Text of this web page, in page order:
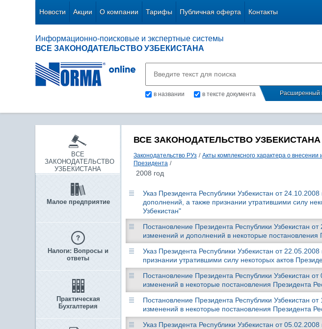
Новости Акции О компании Тарифы Публичная оферта Контакты
Информационно-поисковые и экспертные системы
ВСЕ ЗАКОНОДАТЕЛЬСТВО УЗБЕКИСТАНА
в названии в тексте документа Расширенный
ВСЕ
ЗАКОНОДАТЕЛЬСТВО
УЗБЕКИСТАНА
Малое предприятие
Налоги: Вопросы и
ответы
Практическая
Бухгалтерия
ВСЕ ЗАКОНОДАТЕЛЬСТВО УЗБЕКИСТАНА
Законодательство РУз / Акты комплексного характера о
Президента /
2008 год
Указ Президента Республики Узбекистан от
дополнений, а также признании утратившими силу
Узбекистан"
Постановление Президента Республики Узбекистан
изменений и дополнений в некоторые постановления
Указ Президента Республики Узбекистан от
признании утратившими силу некоторых актов
Постановление Президента Республики Узбекистан
изменений в некоторые постановления Президента
Постановление Президента Республики Узбекистан
изменений в некоторые постановления Президента
Указ Президента Республики Узбекистан от